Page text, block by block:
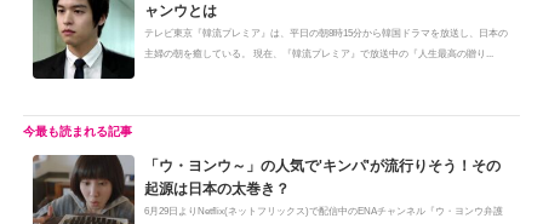
ャンウとは
テレビ東京『韓流プレミア』は、平日の朝8時15分から韓国ドラマを放送し、日本の
主婦の朝を癒している。 現在、『韓流プレミア』で放送中の『人生最高の贈り...
「ウ・ヨンウ～」の人気で'キンパ'が流行りそう！その
起源は日本の太巻き？
6月29日よりNetflix(ネットフリックス)で配信中のENAチャンネル『ウ・ヨンウ弁護